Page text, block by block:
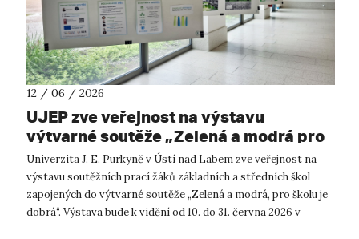
12 / 06 / 2026
UJEP zve veřejnost na výstavu
výtvarné soutěže „Zelená a modrá pro
školu je dobrá”
Univerzita J. E. Purkyně v Ústí nad Labem zve veřejnost na
výstavu soutěžních prací žáků základních a středních škol
zapojených do výtvarné soutěže „Zelená a modrá, pro školu je
dobrá“. Výstava bude k vidění od 10. do 31. června 2026 v